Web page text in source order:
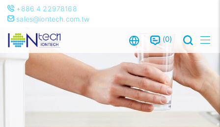
+886 4 22978168
sales@iontech.com.tw
0